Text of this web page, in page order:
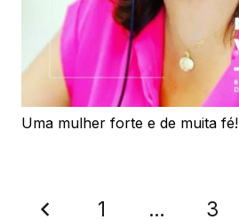
Uma mulher forte e de muita fé!
1 … 3